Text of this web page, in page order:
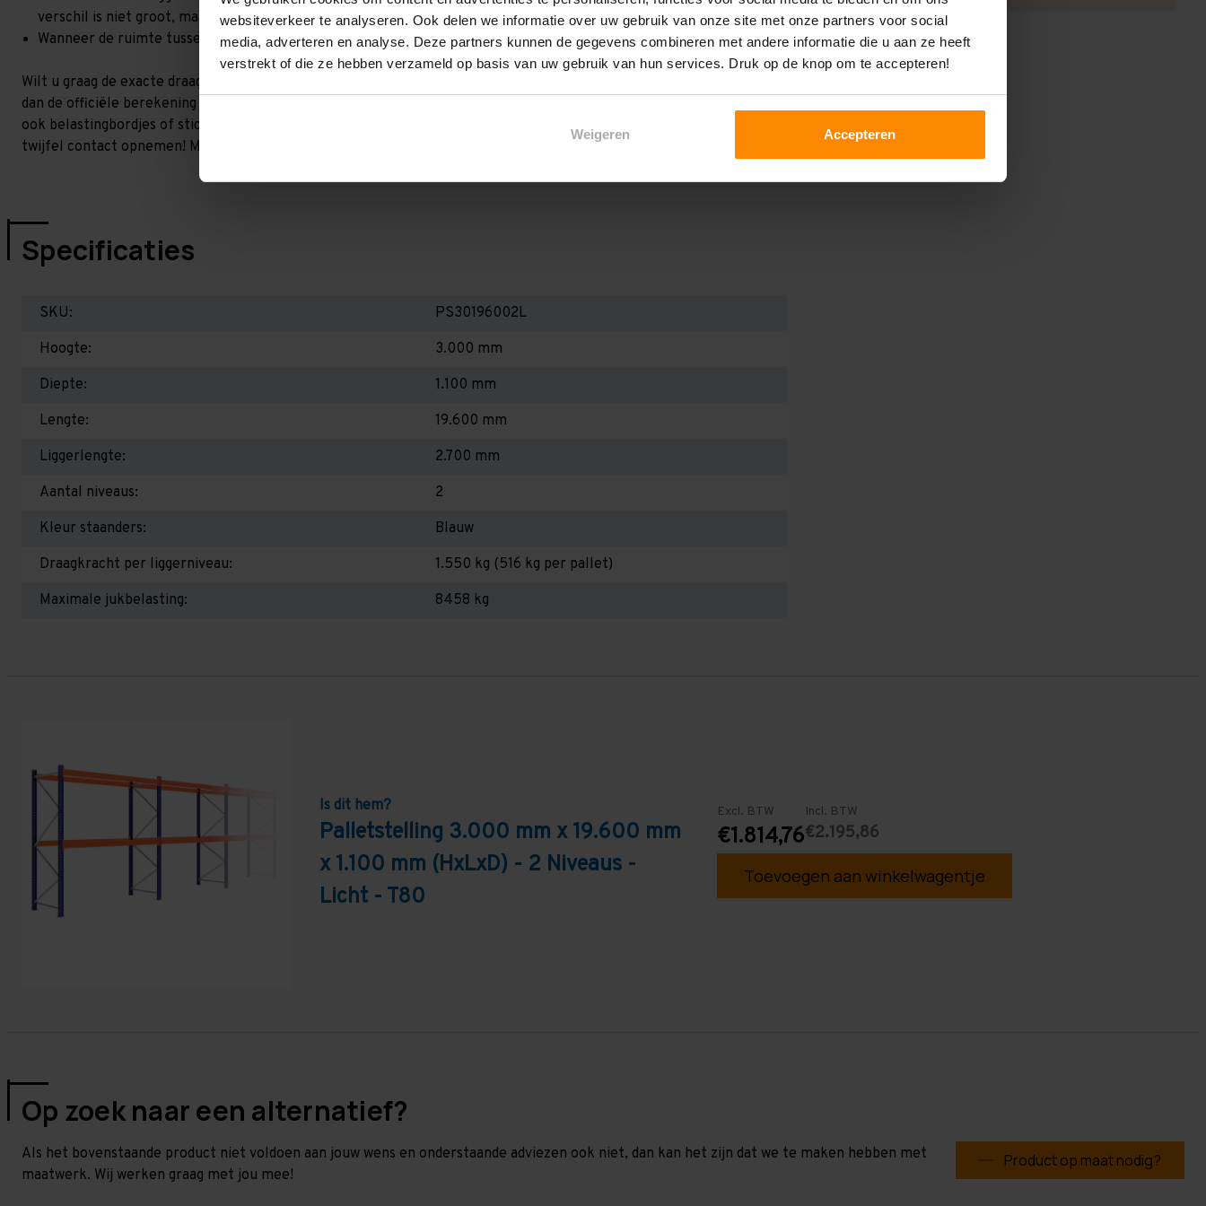
websiteverkeer te analyseren. Ook delen we informatie over uw gebruik van onze site met onze partners voor social
media, adverteren en analyse. Deze partners kunnen de gegevens combineren met andere informatie die u aan ze heeft
verstrekt of die ze hebben verzameld op basis van uw gebruik van hun services. Druk op de knop om te accepteren!
Weigeren Accepteren
verschil is niet groot, maar wel het beste om dit te laten berekenen!
Wanneer de ruimte tussen de liggerniveaus kleiner is dan 2,25 meter, valt de draagkracht juist iets hoger uit.
Wilt u graag de exacte draagkracht weten in uw situatie? Dan dient u even contact met ons op te nemen. Wij voeren
dan de officiële berekening uit. Dit doen we gratis en voor niets bij aankoop van een rij palletstellingen. Wij kunnen
ook belastingbordjes of stickers meeleveren waar de draagkracht van uw situatie op beschreven staat! Kortom, bij
twijfel contact opnemen! Meer informatie op dit gebied:
Palletstellingen - Belangrijk om te weten!
Specificaties
SKU:
PS30196002L
Hoogte:
3.000 mm
Diepte:
1.100 mm
Lengte:
19.600 mm
Liggerlengte:
2.700 mm
Aantal niveaus:
2
Kleur staanders:
Blauw
Draagkracht per liggerniveau:
1.550 kg (516 kg per pallet)
Maximale jukbelasting:
8458 kg
Is dit hem?
Palletstelling 3.000 mm x 19.600 mm
x 1.100 mm (HxLxD) - 2 Niveaus -
Licht - T80
Excl. BTW
€1.814,76
Incl. BTW
€2.195,86
Toevoegen aan winkelwagentje
Op zoek naar een alternatief?
Als het bovenstaande product niet voldoen aan jouw wens en onderstaande adviezen ook niet, dan kan het zijn dat we te maken hebben met
maatwerk. Wij werken graag met jou mee!
Product op maat nodig?